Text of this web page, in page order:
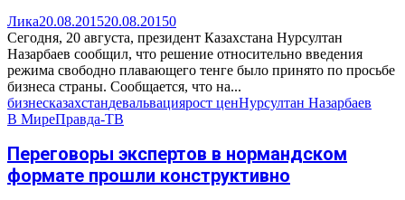
Лика20.08.201520.08.20150
Сегодня, 20 августа, президент Казахстана Нурсултан
Назарбаев сообщил, что решение относительно введения
режима свободно плавающего тенге было принято по просьбе
бизнеса страны. Сообщается, что на...
бизнесказахстандевальвациярост ценНурсултан Назарбаев
В МиреПравда-ТВ
Переговоры экспертов в нормандском
формате прошли конструктивно